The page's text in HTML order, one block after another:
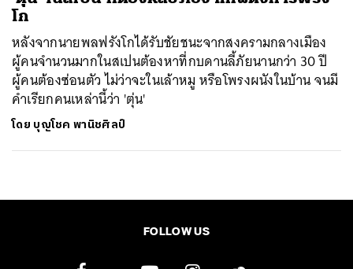
โก
หลังจากนายพลฟรังโกได้รับชัยชนะจากสงครามกลางเมือง
ผู้คนจำนวนมากในสเปนต้องหาที่กบดานลี้ภัยนานกว่า 30 ปี
ผู้คนต้องซ่อนตัว ไม่ว่าจะในเล้าหมู หรือโพรงผนังในบ้าน จนมี
คำเรียกคนเหล่านี้ว่า 'ตุ่น'
โดย บุญโชค พานิชศิลป์
FOLLOW US